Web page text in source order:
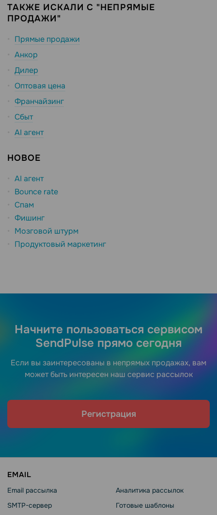
ТАКЖЕ ИСКАЛИ С "НЕПРЯМЫЕ
ПРОДАЖИ"
Прямые продажи
Анкор
Дилер
Оптовая цена
Франчайзинг
Сбыт
AI агент
НОВОЕ
AI агент
Bounce rate
Спам
Фишинг
Мозговой штурм
Продуктовый маркетинг
Начните пользоваться сервисом
SendPulse прямо сегодня
Если вы заинтересованы в непрямых продажах, вам
может быть интересен наш сервис рассылок
Регистрация
EMAIL
Email рассылка
SMTP-сервер
Аналитика рассылок
Готовые шаблоны